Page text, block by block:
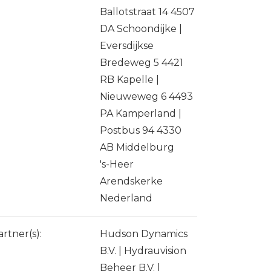
Ballotstraat 14 4507
DA Schoondijke |
Eversdijkse
Bredeweg 5 4421
RB Kapelle |
Nieuweweg 6 4493
PA Kamperland |
Postbus 94 4330
AB Middelburg
's-Heer
Arendskerke
Nederland
Hudson Dynamics
B.V. | Hydrauvision
Beheer B.V. |